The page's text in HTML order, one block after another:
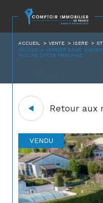
ACCUEIL VENTE ISERE
MAISON A VENDRE SAINT
PISCINE DPT38 PRESTIGE
Retour aux
VENDU